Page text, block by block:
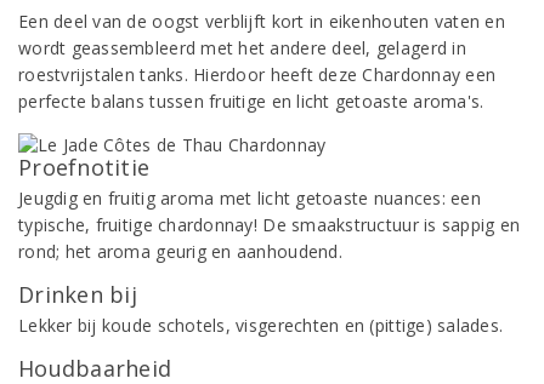
Een deel van de oogst verblijft kort in eikenhouten vaten en
wordt geassembleerd met het andere deel, gelagerd in
roestvrijstalen tanks. Hierdoor heeft deze Chardonnay een
perfecte balans tussen fruitige en licht getoaste aroma's.
Proefnotitie
Jeugdig en fruitig aroma met licht getoaste nuances: een
typische, fruitige chardonnay! De smaakstructuur is sappig en
rond; het aroma geurig en aanhoudend.
Drinken bij
Lekker bij koude schotels, visgerechten en (pittige) salades.
Houdbaarheid